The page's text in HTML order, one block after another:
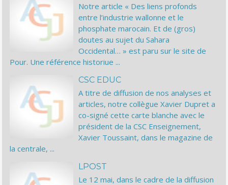
Notre article « Des liens profonds
entre l’industrie wallonne et le
phosphate marocain. Et de (gros)
doutes au sujet du Sahara
Occidental… » est paru sur le site de
Pour. Une référence historiue ...
CSC EDUC
A titre de diffusion de nos analyses et
articles, notre collègue Xavier Dupret a
co-signé cette carte blanche avec le
président de la CSC Enseignement,
Xavier Toussaint, dans le magazine de
la centrale, ...
LPOST
Le 12 mai, dans le cadre de la diffusion